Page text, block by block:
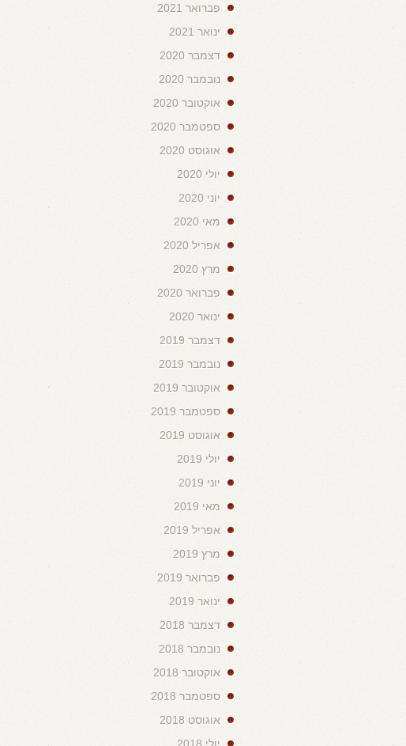
פברואר 2021
ינואר 2021
דצמבר 2020
נובמבר 2020
אוקטובר 2020
ספטמבר 2020
אוגוסט 2020
יולי 2020
יוני 2020
מאי 2020
אפריל 2020
מרץ 2020
פברואר 2020
ינואר 2020
דצמבר 2019
נובמבר 2019
אוקטובר 2019
ספטמבר 2019
אוגוסט 2019
יולי 2019
יוני 2019
מאי 2019
אפריל 2019
מרץ 2019
פברואר 2019
ינואר 2019
דצמבר 2018
נובמבר 2018
אוקטובר 2018
ספטמבר 2018
אוגוסט 2018